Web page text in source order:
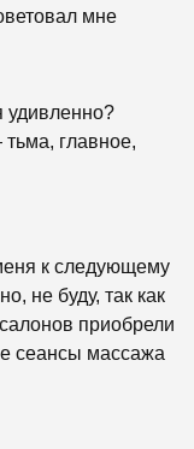
мне
удивленно?
главное,
к следующему
не буду, так как
приобрели
сеансы массажа